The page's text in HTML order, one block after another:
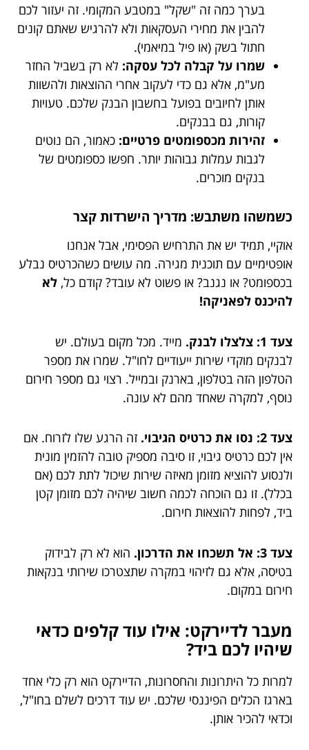
בערך כמה זה "שקל" במטבע המקומי. זה יעזור לכם
להבין את מחירי העסקאות ולא להרגיש שאתם קונים
חתול בשק (או פיל במיאמי).
שמרו על קבלה לכל עסקה: לא רק בשביל החזר
מע"מ, אלא גם כדי לעקוב אחרי ההוצאות ולהשוות
אותן לחיובים בפועל בחשבון הבנק שלכם. טעויות
קורות, גם בבנקים.
זהירות מכספומטים פרטיים: כאמור, הם נוטים
לגבות עמלות גבוהות יותר. חפשו כספומטים של
בנקים מוכרים.
כשמשהו משתבש: מדריך הישרדות קצר
אוקיי, תמיד יש את התרחיש הפסימי, אבל אנחנו
אופטימיים עם תוכנית מגירה. מה עושים כשהכרטיס נבלע
בכספומט? או נגנב? או פשוט לא עובד? קודם כל, לא
להיכנס לפאניקה!
צעד 1: צלצלו לבנק.
מייד. מכל מקום בעולם. יש
לבנקים מוקדי שירות ייעודיים לחו"ל. שמרו את מספר
הטלפון הזה בטלפון, בארנק ובמייל. רצוי גם מספר חירום
נוסף, למקרה שאחד מהם לא עונה.
צעד 2: נסו את כרטיס הגיבוי.
זה הרגע שלו לזרוח. אם
אין לכם כרטיס גיבוי, זו סיבה מספיק טובה להזמין מונית
ולנסוע להוציא מזומן מאיזה שירות שיכול לתת לכם (אם
בכלל). זו גם הוכחה לכמה חשוב שיהיה לכם מזומן קטן
ביד, לפחות להוצאות חירום.
צעד 3: אל תשכחו את הדרכון.
הוא לא רק לבידוק
בטיסה, אלא גם לזיהוי במקרה שתצטרכו שירותי בנקאות
חירום במקום.
מעבר לדיירקט: אילו עוד קלפים כדאי
שיהיו לכם ביד?
למרות כל היתרונות והחסרונות, הדיירקט הוא רק כלי אחד
בארגז הכלים הפיננסי שלכם. יש עוד דרכים לשלם בחו"ל,
וכדאי להכיר אותן.